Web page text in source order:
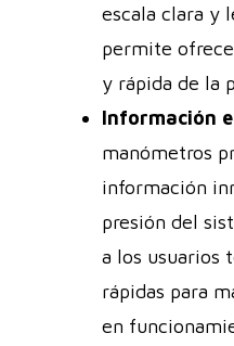
escala clara y
permite
y rápida de la
Información
manómetros
información
presión del
a los usuarios
rápidas para
en